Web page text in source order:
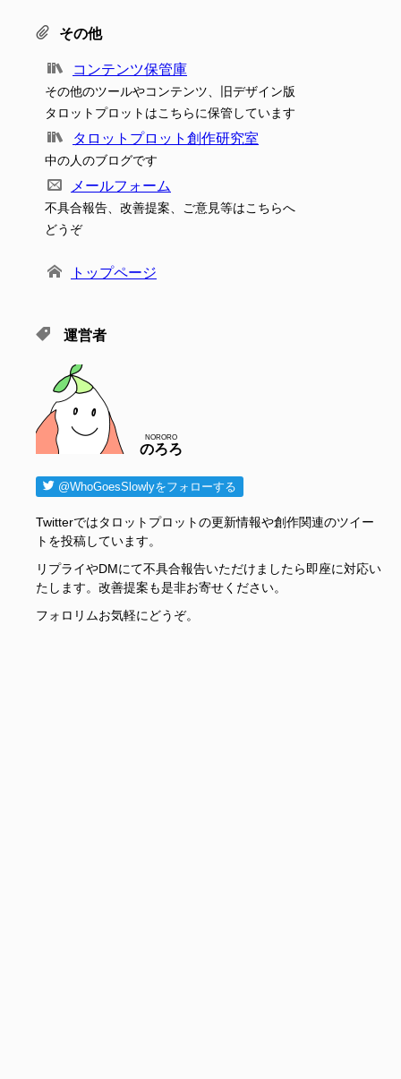
その他
コンテンツ保管庫
その他のツールやコンテンツ、旧デザイン版
タロットプロットはこちらに保管しています
タロットプロット創作研究室
中の人のブログです
メールフォーム
不具合報告、改善提案、ご意見等はこちらへ
どうぞ
トップページ
運営者
のろろ
NORORO
@WhoGoesSlowlyをフォローする
Twitterではタロットプロットの更新情報や創作関連のツイー
トを投稿しています。
リプライやDMにて不具合報告いただけましたら即座に対応い
たします。改善提案も是非お寄せください。
フォロリムお気軽にどうぞ。